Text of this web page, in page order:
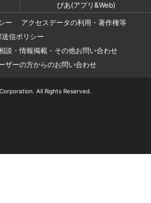
ぴあ(アプリ&Web)
ー
アクセスデータの利用・著作権等
送信ポリシー
談・情報掲載・その他お問い合わせ
ザーの方からのお問い合わせ
All Rights Reserved.